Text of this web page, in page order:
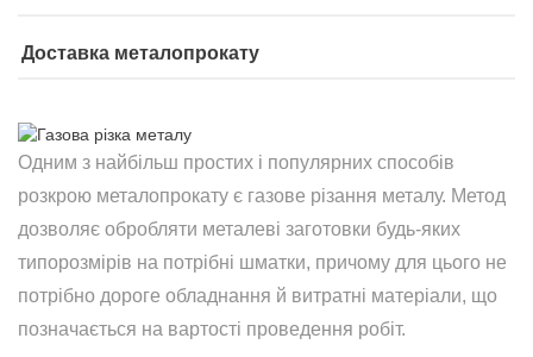
Доставка металопрокату
Одним з найбільш простих і популярних способів
розкрою металопрокату є газове різання металу. Метод
дозволяє обробляти металеві заготовки будь-яких
типорозмірів на потрібні шматки, причому для цього не
потрібно дороге обладнання й витратні матеріали, що
позначається на вартості проведення робіт.